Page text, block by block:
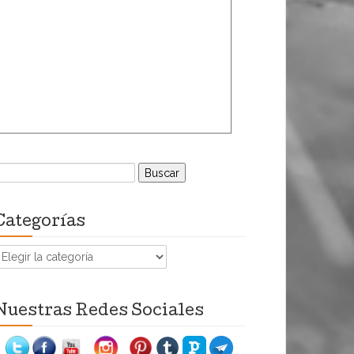
Redes Sociales